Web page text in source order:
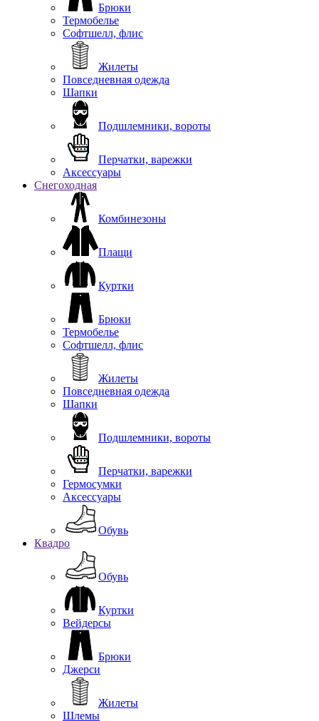
Брюки
Термобелье
Софтшелл, флис
Жилеты
Повседневная одежда
Шапки
Подшлемники, вороты
Перчатки, варежки
Аксессуары
Снегоходная
Комбинезоны
Плащи
Куртки
Брюки
Термобелье
Софтшелл, флис
Жилеты
Повседневная одежда
Шапки
Подшлемники, вороты
Перчатки, варежки
Гермосумки
Аксессуары
Обувь
Квадро
Обувь
Куртки
Вейдерсы
Брюки
Джерси
Жилеты
Шлемы